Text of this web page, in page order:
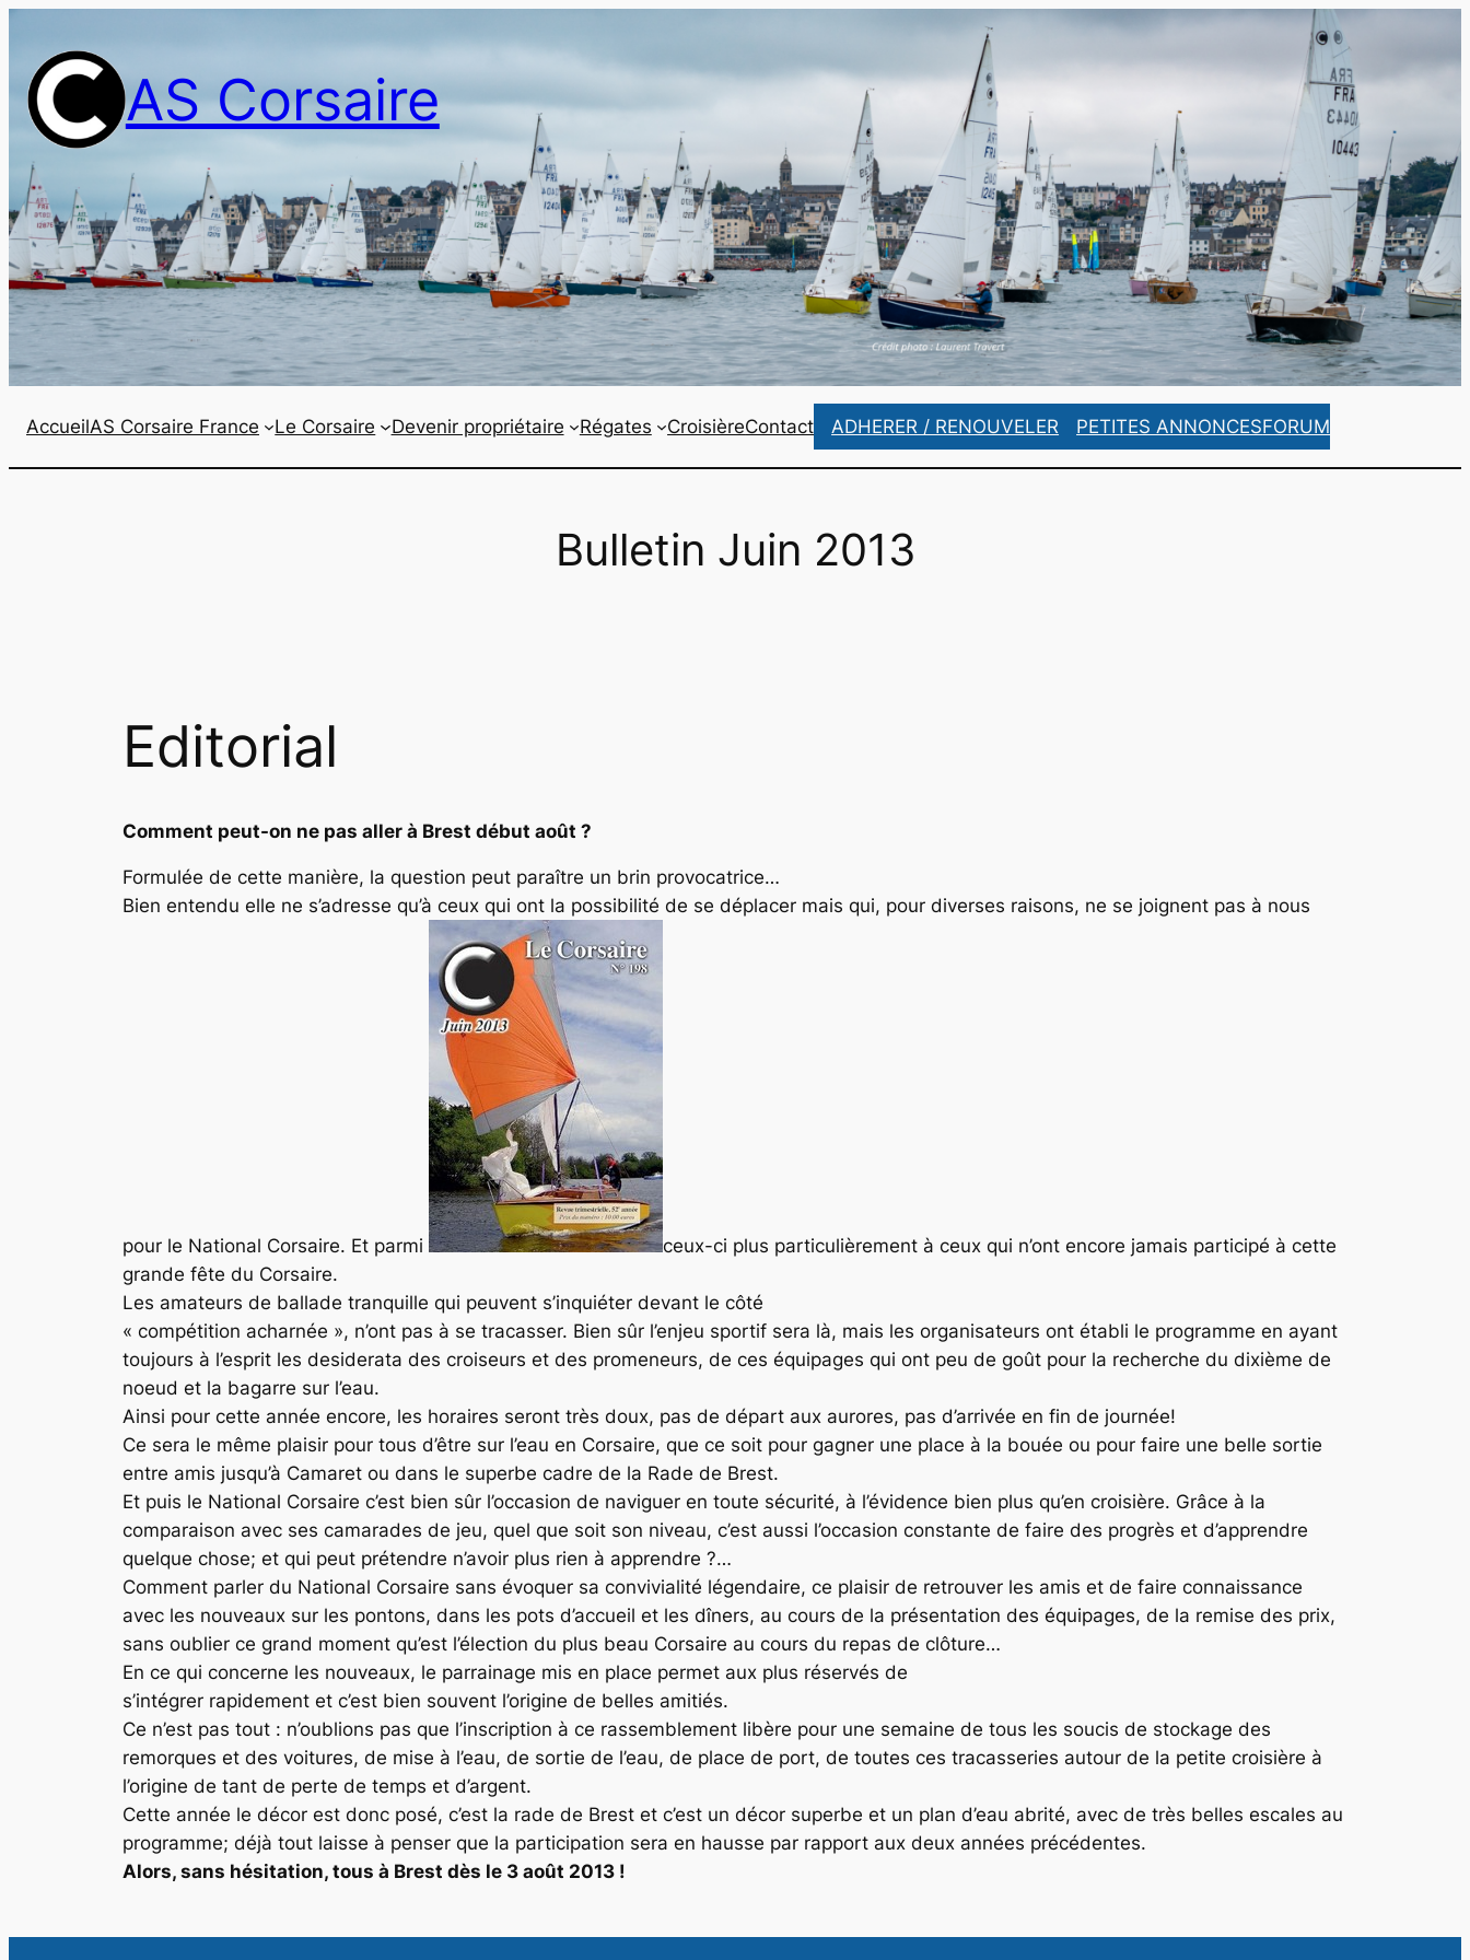
contenu
AS Corsaire
AccueilAS Corsaire France Le Corsaire Devenir propriétaire Régates CroisièreContact ADHERER / RENOUVELER PETITES ANNONCESFORUM
Bulletin Juin 2013
Editorial
Comment peut-on ne pas aller à Brest début août ?
Formulée de cette manière, la question peut paraître un brin provocatrice…
Bien entendu elle ne s’adresse qu’à ceux qui ont la possibilité de se déplacer mais qui, pour diverses raisons, ne se joignent pas à nous
pour le National Corsaire. Et parmi
ceux-ci plus particulièrement à ceux qui n’ont encore jamais participé à cette
grande fête du Corsaire.
Les amateurs de ballade tranquille qui peuvent s’inquiéter devant le côté
« compétition acharnée », n’ont pas à se tracasser. Bien sûr l’enjeu sportif sera là, mais les organisateurs ont établi le programme en ayant
toujours à l’esprit les desiderata des croiseurs et des promeneurs, de ces équipages qui ont peu de goût pour la recherche du dixième de
noeud et la bagarre sur l’eau.
Ainsi pour cette année encore, les horaires seront très doux, pas de départ aux aurores, pas d’arrivée en fin de journée!
Ce sera le même plaisir pour tous d’être sur l’eau en Corsaire, que ce soit pour gagner une place à la bouée ou pour faire une belle sortie
entre amis jusqu’à Camaret ou dans le superbe cadre de la Rade de Brest.
Et puis le National Corsaire c’est bien sûr l’occasion de naviguer en toute sécurité, à l’évidence bien plus qu’en croisière. Grâce à la
comparaison avec ses camarades de jeu, quel que soit son niveau, c’est aussi l’occasion constante de faire des progrès et d’apprendre
quelque chose; et qui peut prétendre n’avoir plus rien à apprendre ?…
Comment parler du National Corsaire sans évoquer sa convivialité légendaire, ce plaisir de retrouver les amis et de faire connaissance
avec les nouveaux sur les pontons, dans les pots d’accueil et les dîners, au cours de la présentation des équipages, de la remise des prix,
sans oublier ce grand moment qu’est l’élection du plus beau Corsaire au cours du repas de clôture…
En ce qui concerne les nouveaux, le parrainage mis en place permet aux plus réservés de
s’intégrer rapidement et c’est bien souvent l’origine de belles amitiés.
Ce n’est pas tout : n’oublions pas que l’inscription à ce rassemblement libère pour une semaine de tous les soucis de stockage des
remorques et des voitures, de mise à l’eau, de sortie de l’eau, de place de port, de toutes ces tracasseries autour de la petite croisière à
l’origine de tant de perte de temps et d’argent.
Cette année le décor est donc posé, c’est la rade de Brest et c’est un décor superbe et un plan d’eau abrité, avec de très belles escales au
programme; déjà tout laisse à penser que la participation sera en hausse par rapport aux deux années précédentes.
Alors, sans hésitation, tous à Brest dès le 3 août 2013 !